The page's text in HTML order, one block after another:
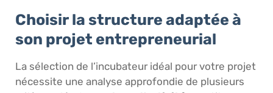
Choisir la structure adaptée à
son projet entrepreneurial
La sélection de l’incubateur idéal pour votre projet
nécessite une analyse approfondie de plusieurs